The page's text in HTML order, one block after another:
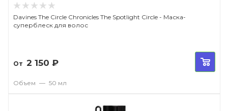
Davines The Circle Chronicles The Spotlight Circle - Маска-
суперблеск для волос
От 2 150 ₽
Объем — 50 мл